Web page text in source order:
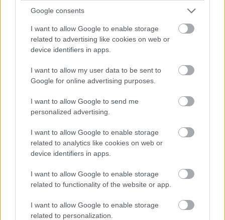
Google consents
I want to allow Google to enable storage
related to advertising like cookies on web or
device identifiers in apps.
I want to allow my user data to be sent to
Google for online advertising purposes.
I want to allow Google to send me
personalized advertising.
I want to allow Google to enable storage
related to analytics like cookies on web or
device identifiers in apps.
I want to allow Google to enable storage
related to functionality of the website or app.
I want to allow Google to enable storage
related to personalization.
οποίους πιάσαμε κουβέντα σε περιπάτους και
εργαστήρια, χορέψαμε μαζί από ρέιβ μέχρι χορούς
κυκλωτικούς, και τσουγκρίσαμε ποτήρια γεμάτα
από το αγαπημένο τοπικό ούζο Τρικενέ.
να σε πάρουμε κι εσένα μαζί.